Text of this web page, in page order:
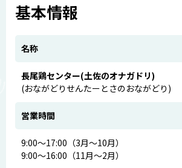
基本情報
名称
長尾鶏センター(土佐のオナガドリ)
(おながどりせんたーとさのおながどり)
営業時間
9:00～17:00（3月～10月）
9:00～16:00（11月～2月）